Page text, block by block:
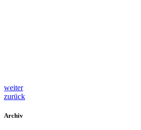
weiter
zurück
Archiv